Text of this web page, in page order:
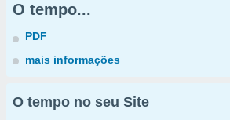
O tempo...
PDF
mais informações
O tempo no seu Site